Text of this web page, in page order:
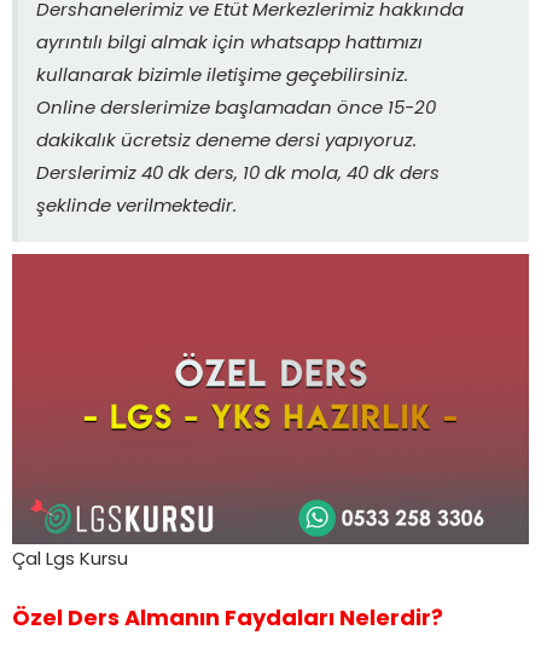
Dershanelerimiz ve Etüt Merkezlerimiz hakkında
ayrıntılı bilgi almak için whatsapp hattımızı
kullanarak bizimle iletişime geçebilirsiniz.
Online derslerimize başlamadan önce 15-20
dakikalık ücretsiz deneme dersi yapıyoruz.
Derslerimiz 40 dk ders, 10 dk mola, 40 dk ders
şeklinde verilmektedir.
Çal Lgs Kursu
Özel Ders Almanın Faydaları Nelerdir?